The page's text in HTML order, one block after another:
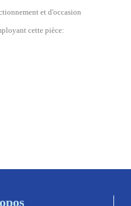
et d'occasion
cette pièce: